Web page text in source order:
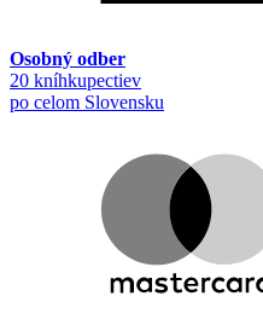
Osobný odber
20 kníhkupectiev
po celom Slovensku